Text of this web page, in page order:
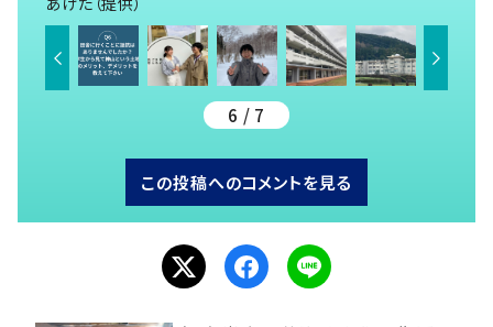
6 / 7
この投稿へのコメントを見る